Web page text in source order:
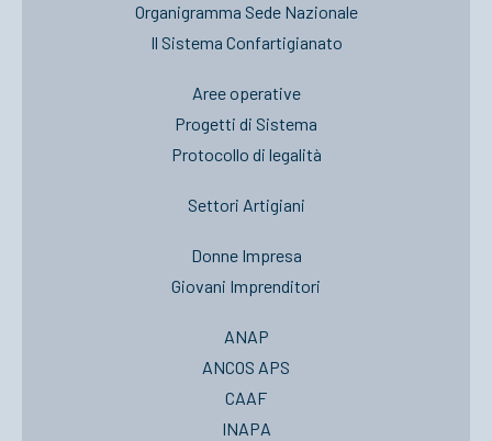
Organigramma Sede Nazionale
Il Sistema Confartigianato
Aree operative
Progetti di Sistema
Protocollo di legalità
Settori Artigiani
Donne Impresa
Giovani Imprenditori
ANAP
ANCOS APS
CAAF
INAPA